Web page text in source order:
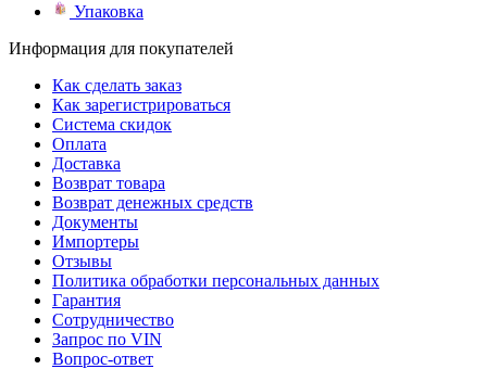
Упаковка
Информация для покупателей
Как сделать заказ
Как зарегистрироваться
Система скидок
Оплата
Доставка
Возврат товара
Возврат денежных средств
Документы
Импортеры
Отзывы
Политика обработки персональных данных
Гарантия
Сотрудничество
Запрос по VIN
Вопрос-ответ